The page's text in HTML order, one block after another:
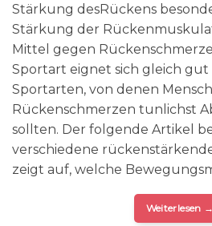
Stärkung desRückens
Stärkung der
Mittel gegen
Sportart eignet sich gleich gut
Sportarten, von denen
Rückenschmerzen tunlichst
sollten. Der folgende Artikel
verschiedene
zeigt auf, welche
Weiterlesen →